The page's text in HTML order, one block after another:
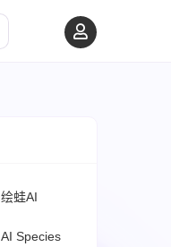
绘蛙AI
AI Species